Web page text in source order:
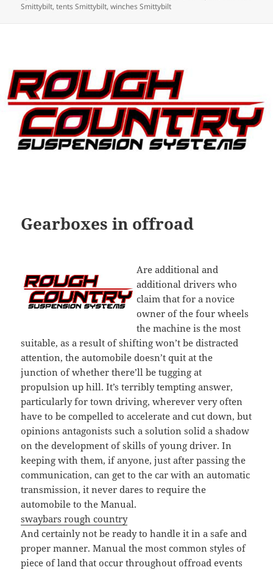
Smittybilt,tents Smittybilt,winches Smittybilt
Gearboxes in offroad
Are additional and
additional drivers who
claim that for a novice
owner of the four wheels
the machine is the most
suitable, as a result of shifting won’t be distracted
attention, the automobile doesn’t quit at the
junction of whether there’ll be tugging at
propulsion up hill. It’s terribly tempting answer,
particularly for town driving, wherever very often
have to be compelled to accelerate and cut down, but
opinions antagonists such a solution solid a shadow
on the development of skills of young driver. In
keeping with them, if anyone, just after passing the
communication, can get to the car with an automatic
transmission, it never dares to require the
automobile to the Manual.
swaybars rough country
And certainly not be ready to handle it in a safe and
proper manner. Manual the most common styles of
piece of land that occur throughout offroad events